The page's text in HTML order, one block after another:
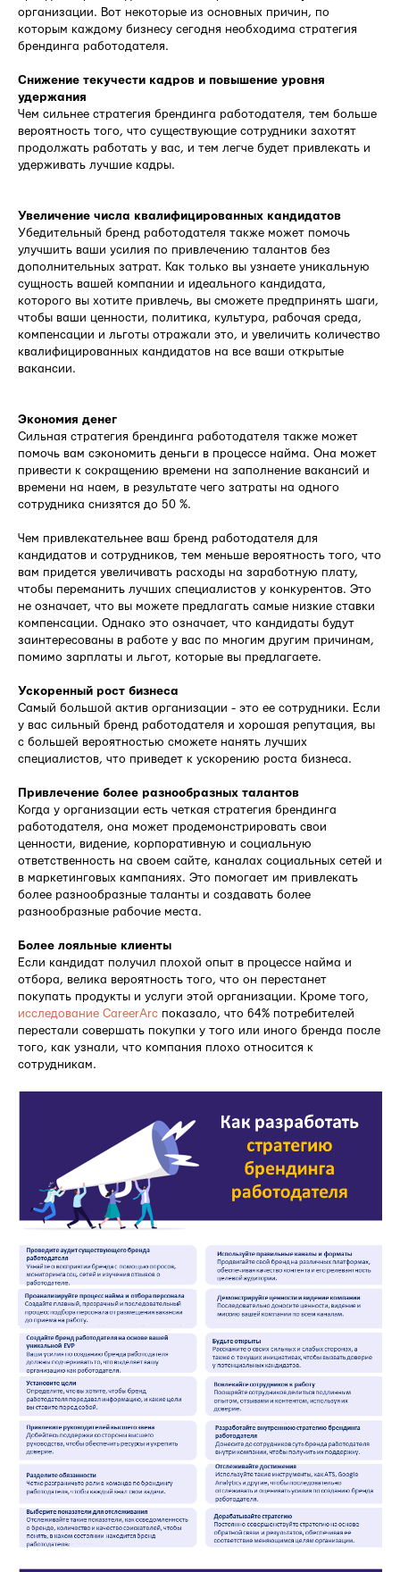
организации. Вот некоторые из основных причин, по
которым каждому бизнесу сегодня необходима стратегия
брендинга работодателя.
Снижение текучести кадров и повышение уровня
удержания
Чем сильнее стратегия брендинга работодателя, тем больше
вероятность того, что существующие сотрудники захотят
продолжать работать у вас, и тем легче будет привлекать и
удерживать лучшие кадры.
Увеличение числа квалифицированных кандидатов
Убедительный бренд работодателя также может помочь
улучшить ваши усилия по привлечению талантов без
дополнительных затрат. Как только вы узнаете уникальную
сущность вашей компании и идеального кандидата,
которого вы хотите привлечь, вы сможете предпринять шаги,
чтобы ваши ценности, политика, культура, рабочая среда,
компенсации и льготы отражали это, и увеличить количество
квалифицированных кандидатов на все ваши открытые
вакансии.
Экономия денег
Сильная стратегия брендинга работодателя также может
помочь вам сэкономить деньги в процессе найма. Она может
привести к сокращению времени на заполнение вакансий и
времени на наем, в результате чего затраты на одного
сотрудника снизятся до 50 %.
Чем привлекательнее ваш бренд работодателя для
кандидатов и сотрудников, тем меньше вероятность того, что
вам придется увеличивать расходы на заработную плату,
чтобы переманить лучших специалистов у конкурентов. Это
не означает, что вы можете предлагать самые низкие ставки
компенсации. Однако это означает, что кандидаты будут
заинтересованы в работе у вас по многим другим причинам,
помимо зарплаты и льгот, которые вы предлагаете.
Ускоренный рост бизнеса
Самый большой актив организации - это ее сотрудники. Если
у вас сильный бренд работодателя и хорошая репутация, вы
с большей вероятностью сможете нанять лучших
специалистов, что приведет к ускорению роста бизнеса.
Привлечение более разнообразных талантов
Когда у организации есть четкая стратегия брендинга
работодателя, она может продемонстрировать свои
ценности, видение, корпоративную и социальную
ответственность на своем сайте, каналах социальных сетей и
в маркетинговых кампаниях. Это помогает им привлекать
более разнообразные таланты и создавать более
разнообразные рабочие места.
Более лояльные клиенты
Если кандидат получил плохой опыт в процессе найма и
отбора, велика вероятность того, что он перестанет
покупать продукты и услуги этой организации. Кроме того,
исследование CareerArc показало, что 64% потребителей
перестали совершать покупки у того или иного бренда после
того, как узнали, что компания плохо относится к
сотрудникам.